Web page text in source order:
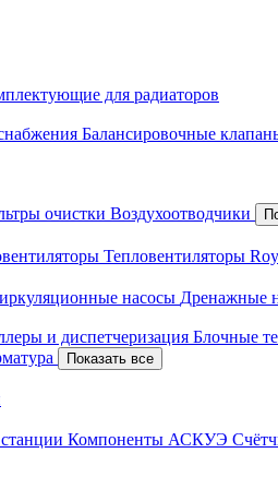
для радиаторов
Балансировочные
очистки Воздухоотводчики
Тепловентиляторы
насосы Дренажные
и диспетчеризация Блочные
Показать все
Компоненты АСКУЭ